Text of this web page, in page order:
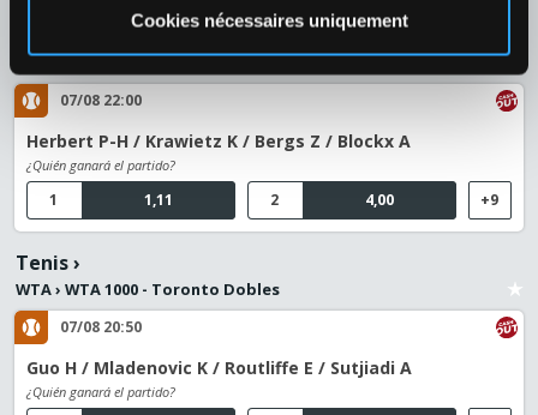
Cookies nécessaires uniquement
ATP›ATP 1000 - Montreal Dobles
07/08 22:00
Herbert P-H / Krawietz K / Bergs Z / Blockx A
¿Quién ganará el partido?
1,11
1 4,00
2 +9
Tenis›
WTA› WTA 1000 - Toronto Dobles
07/08 20:50
Guo H / Mladenovic K / Routliffe E / Sutjiadi A
¿Quién ganará el partido?